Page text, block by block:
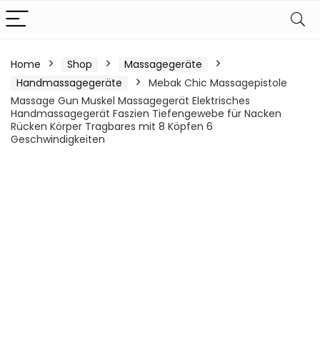
Home Shop
Massagegeräte
Handmassagegeräte
Mebak Chic Massagepistole
Massage Gun Muskel Massagegerät Elektrisches
Handmassagegerät Faszien Tiefengewebe für Nacken
Rücken Körper Tragbares mit 8 Köpfen 6
Geschwindigkeiten